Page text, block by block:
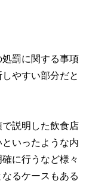
罰に関する事項
やすい部分だと
説明した飲食店
いったような内
に行うなど様々
るケースもある